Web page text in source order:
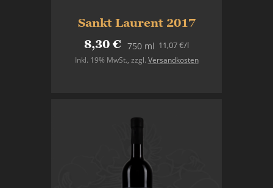
Sankt Laurent 2017
8,30 € 750 ml
Inkl. 19% MwSt., zzgl. Versandkosten
11,07 €/l